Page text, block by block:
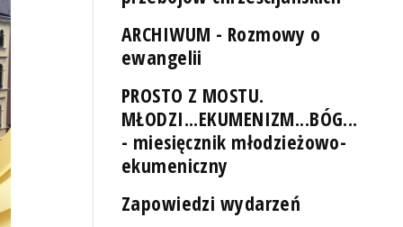
ARCHIWUM - Rozmowy o
ewangelii
PROSTO Z MOSTU.
MŁODZI...EKUMENIZM...BÓG...
- miesięcznik młodzieżowo-
ekumeniczny
Zapowiedzi wydarzeń